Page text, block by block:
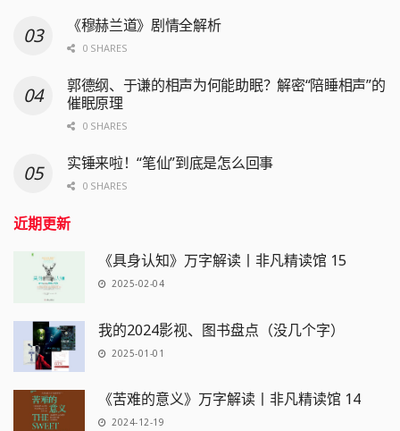
《穆赫兰道》剧情全解析
0 SHARES
郭德纲、于谦的相声为何能助眠？解密“陪睡相声”的
催眠原理
0 SHARES
实锤来啦！“笔仙”到底是怎么回事
0 SHARES
近期更新
《具身认知》万字解读丨非凡精读馆 15
2025-02-04
我的2024影视、图书盘点（没几个字）
2025-01-01
《苦难的意义》万字解读丨非凡精读馆 14
2024-12-19